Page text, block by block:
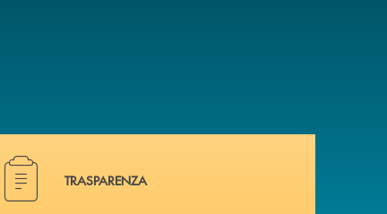
Hai bisogno di alcuni documenti ? Vai alla pagina
TRASPARENZA